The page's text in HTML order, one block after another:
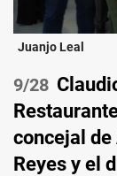
Juanjo Leal
/28
concejal
Reyes y el